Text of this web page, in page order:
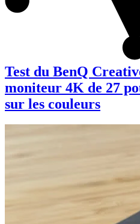
Test du BenQ
moniteur 4K de 27
sur les couleurs